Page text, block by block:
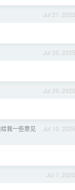
Jul 21, 2025
Jul 20, 2025
Jul 20, 2025
Jul 10, 2025
我一些意见
Jul 7, 2025